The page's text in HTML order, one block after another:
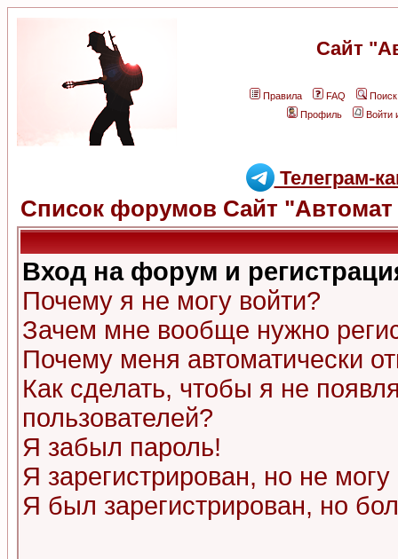
Сайт
Правила FAQ
Поиск
Профиль
Войти
Телеграм-
Список форумов Сайт "Автомат
Вход на форум и
Почему я не могу войти?
Зачем мне вообще нужно
Почему меня автоматически
Как сделать, чтобы я не
пользователей?
Я забыл пароль!
Я зарегистрирован, но не могу
Я был зарегистрирован, но